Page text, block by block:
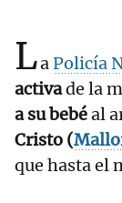
LaPolicía
activade la
a su bebéal
Cristo (
que hasta el